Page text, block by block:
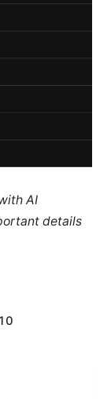
AI
details